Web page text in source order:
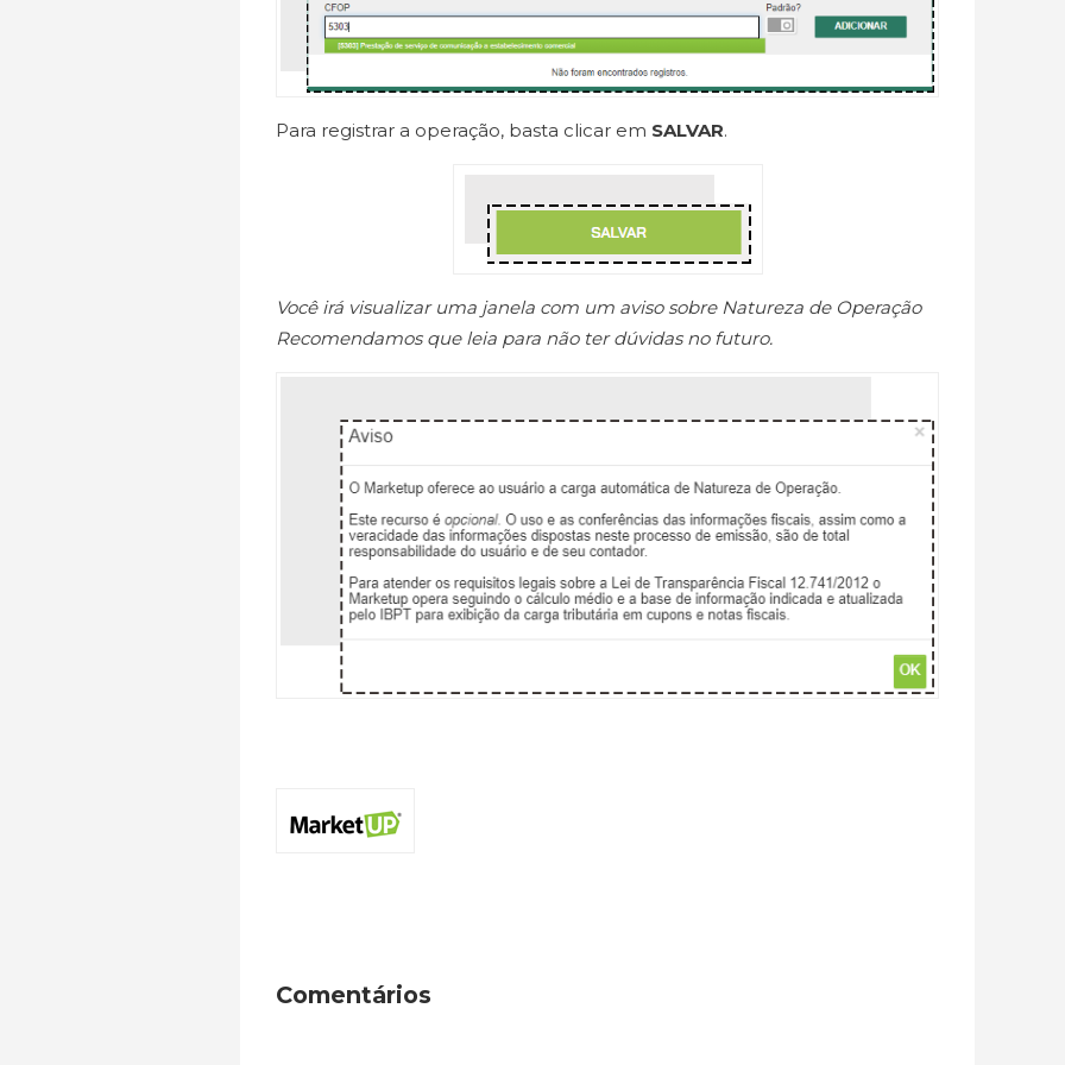
Para registrar a operação, basta clicar em SALVAR.
Você irá visualizar uma janela com um aviso sobre Natureza de Operação
Recomendamos que leia para não ter dúvidas no futuro.
Comentários